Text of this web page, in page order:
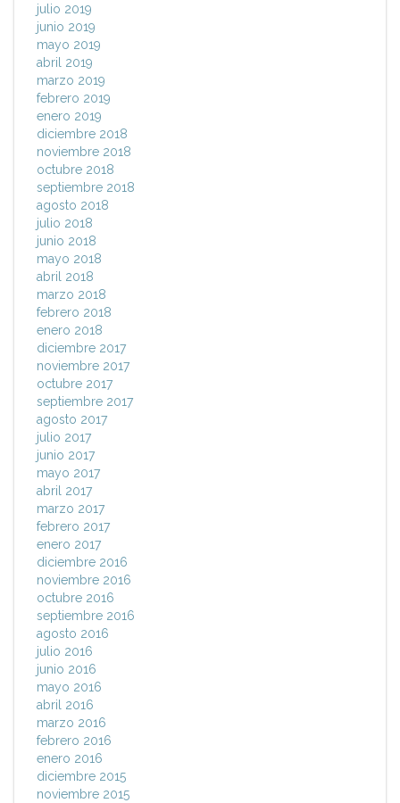
julio 2019
junio 2019
mayo 2019
abril 2019
marzo 2019
febrero 2019
enero 2019
diciembre 2018
noviembre 2018
octubre 2018
septiembre 2018
agosto 2018
julio 2018
junio 2018
mayo 2018
abril 2018
marzo 2018
febrero 2018
enero 2018
diciembre 2017
noviembre 2017
octubre 2017
septiembre 2017
agosto 2017
julio 2017
junio 2017
mayo 2017
abril 2017
marzo 2017
febrero 2017
enero 2017
diciembre 2016
noviembre 2016
octubre 2016
septiembre 2016
agosto 2016
julio 2016
junio 2016
mayo 2016
abril 2016
marzo 2016
febrero 2016
enero 2016
diciembre 2015
noviembre 2015